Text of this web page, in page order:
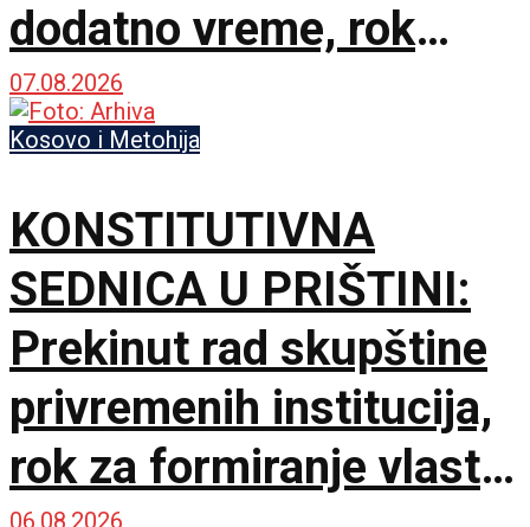
dodatno vreme, rok
Ustavnog suda ističe
sutra
07.08.2026
Kosovo i Metohija
KONSTITUTIVNA
SEDNICA U PRIŠTINI:
Prekinut rad skupštine
privremenih institucija,
rok za formiranje vlasti
06.08.2026